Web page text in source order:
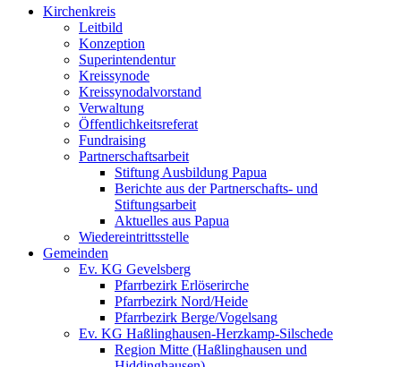
Kirchenkreis
Leitbild
Konzeption
Superintendentur
Kreissynode
Kreissynodalvorstand
Verwaltung
Öffentlichkeitsreferat
Fundraising
Partnerschaftsarbeit
Stiftung Ausbildung Papua
Berichte aus der Partnerschafts- und
Stiftungsarbeit
Aktuelles aus Papua
Wiedereintrittsstelle
Gemeinden
Ev. KG Gevelsberg
Pfarrbezirk Erlöserirche
Pfarrbezirk Nord/Heide
Pfarrbezirk Berge/Vogelsang
Ev. KG Haßlinghausen-Herzkamp-Silschede
Region Mitte (Haßlinghausen und